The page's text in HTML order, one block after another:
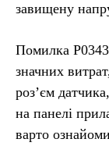
завищену
Помилка P0343
значних
роз’єм
на панелі
варто